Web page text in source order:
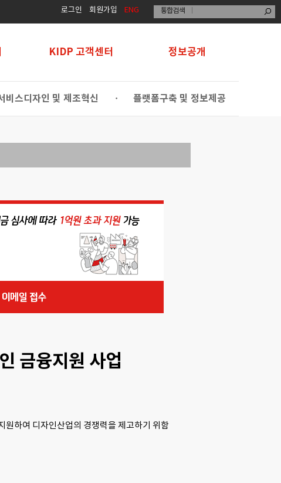
로그인 회원가입 ENG
KIDP 고객센터 정보공개
비스디자인 및 제조혁신 • 플랫폼구축 및 정보제공
금융지원 사업
하여 디자인산업의 경쟁력을 제고하기 위함